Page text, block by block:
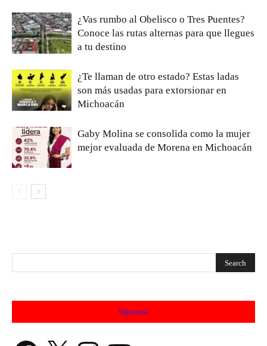
¿Vas rumbo al Obelisco o Tres Puentes?
Conoce las rutas alternas para que llegues
a tu destino
¿Te llaman de otro estado? Estas ladas
son más usadas para extorsionar en
Michoacán
Gaby Molina se consolida como la mujer
mejor evaluada de Morena en Michoacán
Síguenos
Facebook X Instagram